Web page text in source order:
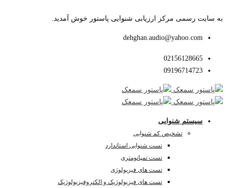
به سایت رسمی مرکز ارزیابی شنوایی پاستور خوش آمدید.
dehghan.audio@yahoo.com
02156128665
09196714723
سیستم شنوایی
تشخیص کم شنوایی
تست شنوایی استاندارد
تست تمپانومتری
تست های فیزیولوژی
تست های فیزیولوژیک و الکتروفیزیولوژیک